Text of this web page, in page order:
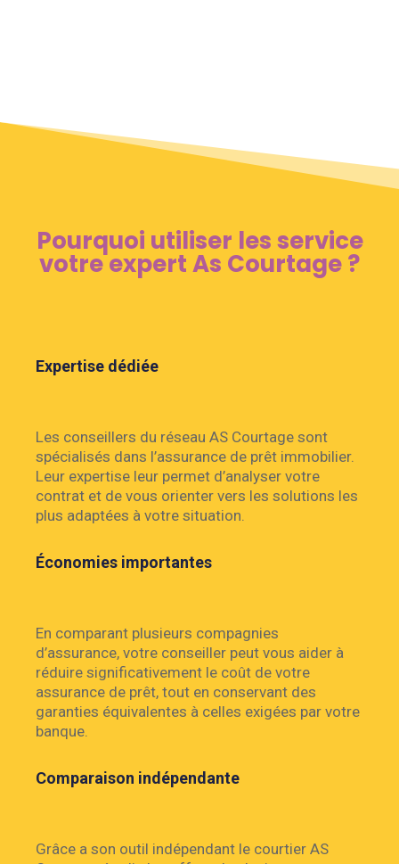
Pourquoi utiliser les service
votre expert As Courtage ?
Expertise dédiée
Les conseillers du réseau AS Courtage sont
spécialisés dans l’assurance de prêt immobilier.
Leur expertise leur permet d’analyser votre
contrat et de vous orienter vers les solutions les
plus adaptées à votre situation.
Économies importantes
En comparant plusieurs compagnies
d’assurance, votre conseiller peut vous aider à
réduire significativement le coût de votre
assurance de prêt, tout en conservant des
garanties équivalentes à celles exigées par votre
banque.
Comparaison indépendante
Grâce a son outil indépendant le courtier AS